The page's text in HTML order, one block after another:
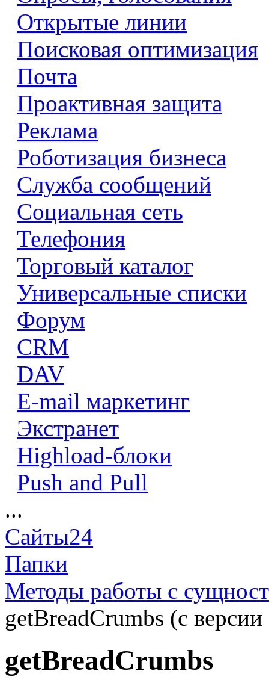
Открытые линии
Поисковая оптимизация
Почта
Проактивная защита
Реклама
Роботизация бизнеса
Служба сообщений
Социальная сеть
Телефония
Торговый каталог
Универсальные списки
Форум
CRM
DAV
E-mail маркетинг
Экстранет
Highload-блоки
Push and Pull
...
Сайты24
Папки
Методы работы с
getBreadCrumbs (с
getBreadCrumbs